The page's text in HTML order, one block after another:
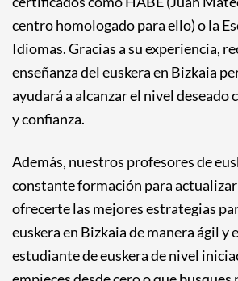
centro homologado para ello) o la
Idiomas. Gracias a su experiencia,
enseñanza del euskera en Bizkaia
ayudará a alcanzar el nivel deseado
y confianza.
Además, nuestros profesores de
constante formación para
ofrecerte las mejores estrategias
euskera en Bizkaia de manera ágil y
estudiante de euskera de nivel